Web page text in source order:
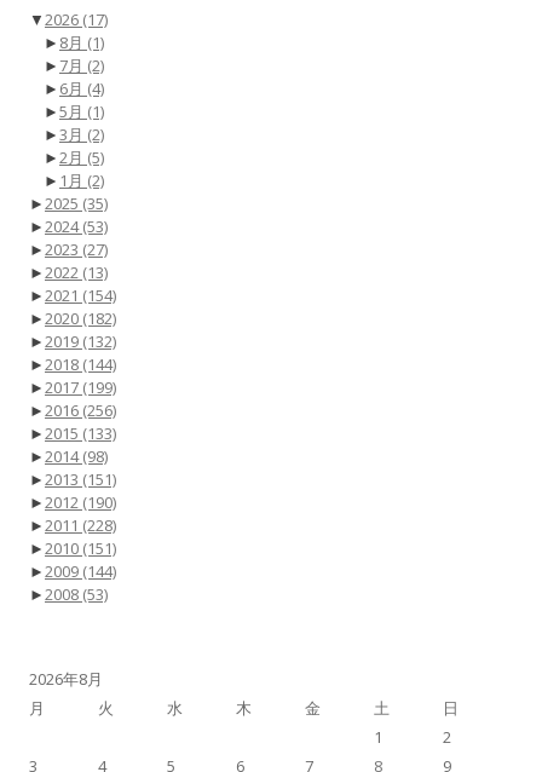
▼2026 (17)
► 8月 (1)
► 7月 (2)
► 6月 (4)
►5月 (1)
►3月 (2)
►2月 (5)
► 1月 (2)
►2025 (35)
►2024(53)
►2023 (27)
►2022 (13)
►2021 (154)
►2020 (182)
►2019 (132)
►2018 (144)
►2017 (199)
►2016 (256)
►2015 (133)
►2014(98)
►2013 (151)
►2012 (190)
►2011 (228)
►2010 (151)
►2009 (144)
►2008 (53)
2026年8月
月
火 水 木 金 土
日
1
2
3
4 5 6 7 8 9